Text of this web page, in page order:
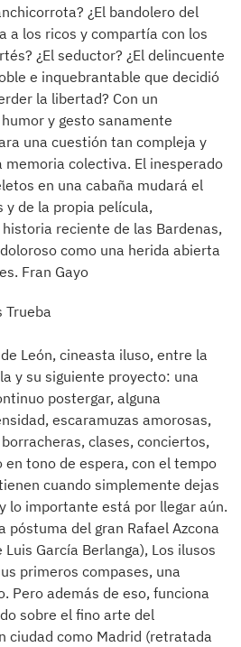
¿El bandolero del
a los ricos y compartía con los
¿El seductor? ¿El delincuente
e inquebrantable que decidió
la libertad? Con un
y gesto sanamente
una cuestión tan compleja y
colectiva. El inesperado
en una cabaña mudará el
de la propia película,
reciente de las Bardenas,
como una herida abierta
Fran Gayo
Trueba
León, cineasta iluso, entre la
y su siguiente proyecto: una
postergar, alguna
escaramuzas amorosas,
clases, conciertos,
tono de espera, con el tempo
cuando simplemente dejas
lo importante está por llegar aún.
póstuma del gran Rafael Azcona
García Berlanga), Los ilusos
primeros compases, una
Pero además de eso, funciona
sobre el fino arte del
ciudad como Madrid (retratada